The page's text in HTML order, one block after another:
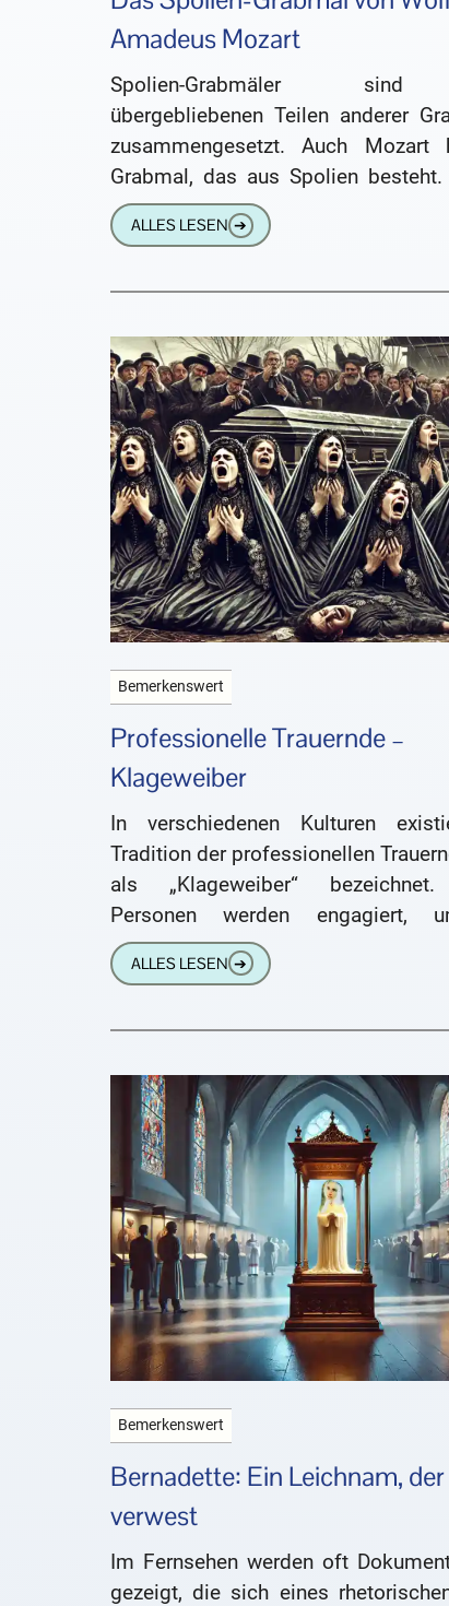
Amadeus Mozart
Spolien-Grabmäler
übergebliebenen Teilen anderer
zusammengesetzt. Auch Mozart
Grabmal, das aus Spolien besteht.
dazu gekommen ist, ist eigentlich
schön spannende Geschichte.
ALLES LESEN ➔
Bemerkenswert
Professionelle Trauernde –
Klageweiber
In verschiedenen Kulturen
Tradition der professionellen
als „Klageweiber“
Personen werden engagiert,
Beerdigungen lautstark zu klagen, zu
und zu singen, selbst wenn
ALLES LESEN ➔
Bemerkenswert
Bernadette: Ein Leichnam,
verwest
Im Fernsehen werden oft
gezeigt, die sich eines